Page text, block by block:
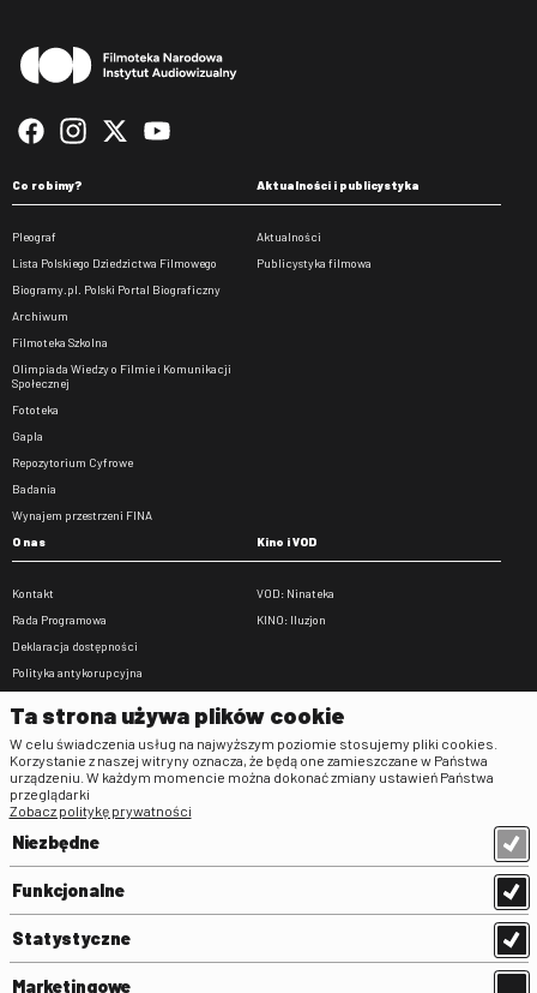
Co robimy?
Pleograf
Lista Polskiego Dziedzictwa Filmowego
Biogramy.pl. Polski Portal Biograficzny
Archiwum
Filmoteka Szkolna
Olimpiada Wiedzy o Filmie i Komunikacji
Społecznej
Fototeka
Gapla
Repozytorium Cyfrowe
Badania
Wynajem przestrzeni FINA
Aktualności i publicystyka
Aktualności
Publicystyka filmowa
O nas
Kontakt
Rada Programowa
Deklaracja dostępności
Polityka antykorupcyjna
Zamówienia publiczne
Praca w FINA
Kino i VOD
VOD: Ninateka
KINO: Iluzjon
Regulaminy
Klauzula informacyjna RODO
Regulamin użytkowania parkingu
Standardy ochrony małoletnich
Regulamin kina Iluzjon
Ta strona używa plików cookie
W celu świadczenia usług na najwyższym poziomie stosujemy pliki cookies.
Korzystanie z naszej witryny oznacza, że będą one zamieszczane w Państwa
urządzeniu. W każdym momencie można dokonać zmiany ustawień Państwa
przeglądarki
Zobacz politykę prywatności
Niezbędne
Funkcjonalne
Statystyczne
Marketingowe